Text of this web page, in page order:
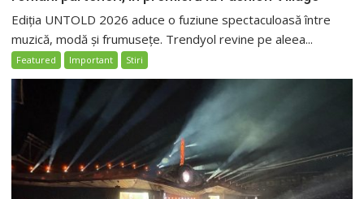
Ediția UNTOLD 2026 aduce o fuziune spectaculoasă între
muzică, modă și frumusețe. Trendyol revine pe aleea...
Featured Important Stiri